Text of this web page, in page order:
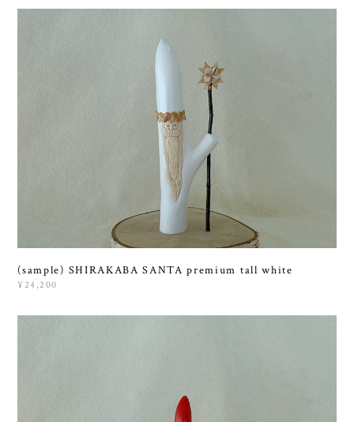
(sample) SHIRAKABA SANTA premium tall white
¥24,200